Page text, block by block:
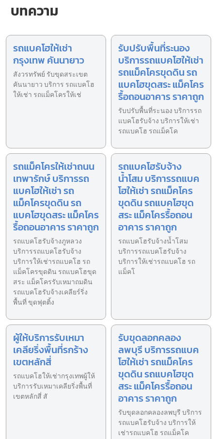
บทความ
รถแบคโฮให้เช่า
กรุงเทพ คันนายาว
สังวรทรัพย์ รับขุดสระเขต
คันนายาว บริการ รถแบคโฮ
ให้เช่า รถแม็คโครให้เช่
รับปรับพื้นที่ระนอง
บริการรถแบคโฮให้เช่า
รถแม็คโครขุดดิน รถ
แบคโฮขุดสระ แม็คโคร
รื้อถอนอาคาร ราคาถูก
รับปรับพื้นที่ระนอง บริการรถ
แบคโฮรับจ้าง บริการให้เช่า
รถแบคโฮ รถแม็คโค
รถแม็คโครให้เช่าถนน
เทพารักษ์ บริการรถ
แบคโฮให้เช่า รถ
แม็คโครขุดดิน รถ
แบคโฮขุดสระ แม็คโคร
รื้อถอนอาคาร ราคาถูก
รถแบคโฮรับจ้างภูหลวง
บริการรถแบคโฮรับจ้าง
บริการให้เช่ารถแบคโฮ รถ
แม็คโครขุดดิน รถแบคโฮขุด
สระ แม็คโครรับเหมาถมดิน
รถแบคโฮรับจ้างเคลียร์ริ่ง
พื้นที่ ขุดฟุตติ้ง
รถแบคโฮรับจ้าง
น้ำโสม บริการรถแบค
โฮให้เช่า รถแม็คโคร
ขุดดิน รถแบคโฮขุด
สระ แม็คโครรื้อถอน
อาคาร ราคาถูก
รถแบคโฮรับจ้างน้ำโสม
บริการรถแบคโฮรับจ้าง
บริการให้เช่ารถแบคโฮ รถ
แม็คโ
ผู้ให้บริการรับเหมา
เคลียริ่งพื้นที่รกร้าง
เขตหลักสี่
รถแบคโฮให้เช่ากรุงเทพผู้ให้
บริการรับเหมาเคลียริ่งพื้นที่
เขตหลักสี่ สั
รับขุดลอกคลอง
ลพบุรี บริการรถแบค
โฮให้เช่า รถแม็คโคร
ขุดดิน รถแบคโฮขุด
สระ แม็คโครรื้อถอน
อาคาร ราคาถูก
รับขุดลอกคลองลพบุรี บริการ
รถแบคโฮรับจ้าง บริการให้
เช่ารถแบคโฮ รถแม็คโค